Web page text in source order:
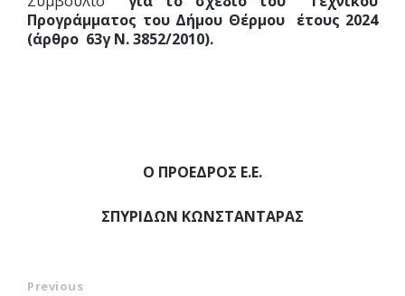
Προγράμματος του Δήμου Θέρμου έτους 2024
(άρθρο 63γ Ν. 3852/2010).
Ο ΠΡΟΕΔΡΟΣ Ε.Ε.
ΣΠΥΡΙΔΩΝ ΚΩΝΣΤΑΝΤΑΡΑΣ
Previous